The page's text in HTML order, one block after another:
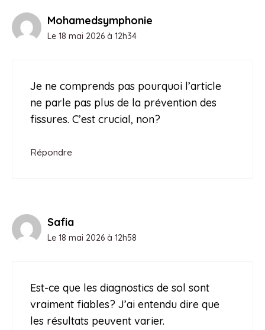
Mohamedsymphonie
Le 18 mai 2026 à 12h34
Je ne comprends pas pourquoi l’article
ne parle pas plus de la prévention des
fissures. C’est crucial, non?
Répondre
Safia
Le 18 mai 2026 à 12h58
Est-ce que les diagnostics de sol sont
vraiment fiables? J’ai entendu dire que
les résultats peuvent varier.